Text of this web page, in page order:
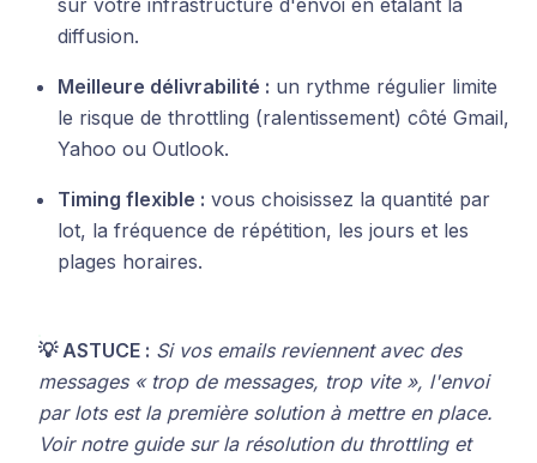
sur votre infrastructure d'envoi en étalant la
diffusion.
Meilleure délivrabilité : un rythme régulier limite
le risque de throttling (ralentissement) côté Gmail,
Yahoo ou Outlook.
Timing flexible : vous choisissez la quantité par
lot, la fréquence de répétition, les jours et les
plages horaires.
💡 ASTUCE : Si vos emails reviennent avec des
messages « trop de messages, trop vite », l'envoi
par lots est la première solution à mettre en place.
Voir notre guide sur la résolution du throttling et